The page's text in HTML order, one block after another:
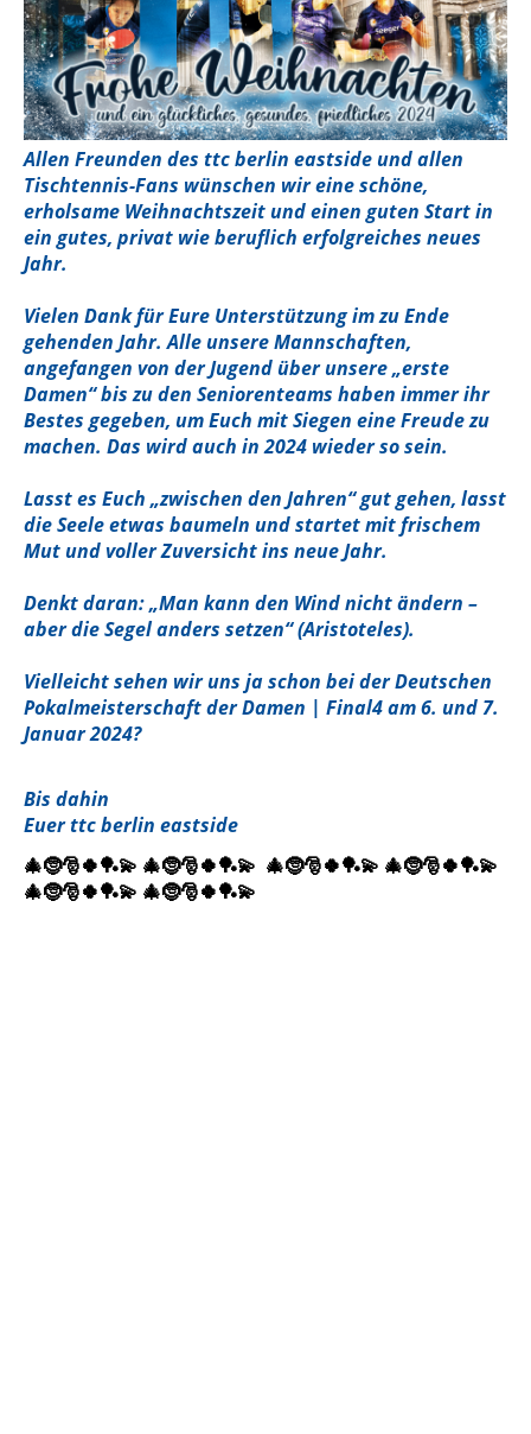
Allen Freunden des ttc berlin eastside und allen
Tischtennis-Fans wünschen wir eine schöne,
erholsame Weihnachtszeit und einen guten Start in
ein gutes, privat wie beruflich erfolgreiches neues
Jahr.
Vielen Dank für Eure Unterstützung im zu Ende
gehenden Jahr. Alle unsere Mannschaften,
angefangen von der Jugend über unsere „erste
Damen“ bis zu den Seniorenteams haben immer ihr
Bestes gegeben, um Euch mit Siegen eine Freude zu
machen. Das wird auch in 2024 wieder so sein.
Lasst es Euch „zwischen den Jahren“ gut gehen, lasst
die Seele etwas baumeln und startet mit frischem
Mut und voller Zuversicht ins neue Jahr.
Denkt daran: „Man kann den Wind nicht ändern –
aber die Segel anders setzen“ (Aristoteles).
Vielleicht sehen wir uns ja schon bei der Deutschen
Pokalmeisterschaft der Damen | Final4 am 6. und 7.
Januar 2024?
Bis dahin
Euer ttc berlin eastside
🎄🤶🎅🍀🏓💫 🎄🤶🎅🍀🏓💫 🎄🤶🎅🍀🏓💫 🎄🤶🎅🍀🏓💫
🎄🤶🎅🍀🏓💫 🎄🤶🎅🍀🏓💫